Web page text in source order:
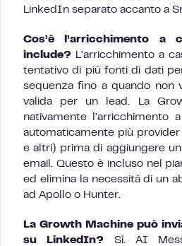
LinkedIn separato accanto a
Cos’è l’arricchimento a
include? L’arricchimento a
tentativo di più fonti di dati
sequenza fino a quando non
valida per un lead. La
nativamente l’arricchimento
automaticamente più
e altri) prima di aggiungere
email. Questo è incluso nel
ed elimina la necessità di un
ad Apollo o Hunter.
La Growth Machine può
su LinkedIn? Sì. AI